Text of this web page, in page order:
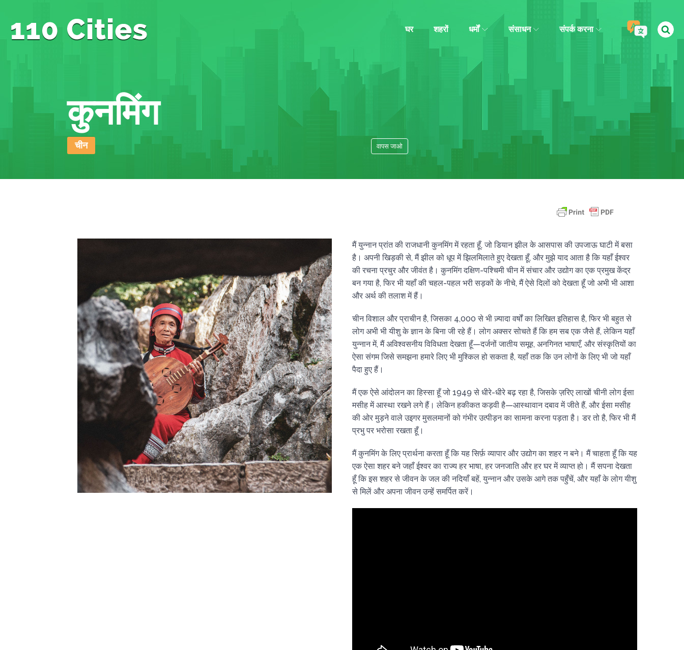
घर शहरों धर्मों संसाधन संपर्क करना
कुनमिंग
चीन वापस जाओ
मैं युन्नान प्रांत की राजधानी कुनमिंग में रहता हूँ, जो डियान झील के आसपास की उपजाऊ घाटी में बसा
है। अपनी खिड़की से, मैं झील को धूप में झिलमिलाते हुए देखता हूँ, और मुझे याद आता है कि यहाँ ईश्वर
की रचना प्रचुर और जीवंत है। कुनमिंग दक्षिण-पश्चिमी चीन में संचार और उद्योग का एक प्रमुख केंद्र
बन गया है, फिर भी यहाँ की चहल-पहल भरी सड़कों के नीचे, मैं ऐसे दिलों को देखता हूँ जो अभी भी आशा
और अर्थ की तलाश में हैं।
चीन विशाल और प्राचीन है, जिसका 4,000 से भी ज़्यादा वर्षों का लिखित इतिहास है, फिर भी बहुत से
लोग अभी भी यीशु के ज्ञान के बिना जी रहे हैं। लोग अक्सर सोचते हैं कि हम सब एक जैसे हैं, लेकिन यहाँ
युन्नान में, मैं अविश्वसनीय विविधता देखता हूँ—दर्जनों जातीय समूह, अनगिनत भाषाएँ, और संस्कृतियों का
ऐसा संगम जिसे समझना हमारे लिए भी मुश्किल हो सकता है, यहाँ तक कि उन लोगों के लिए भी जो यहाँ
पैदा हुए हैं।
मैं एक ऐसे आंदोलन का हिस्सा हूँ जो 1949 से धीरे-धीरे बढ़ रहा है, जिसके ज़रिए लाखों चीनी लोग ईसा
मसीह में आस्था रखने लगे हैं। लेकिन हकीकत कड़वी है—आस्थावान दबाव में जीते हैं, और ईसा मसीह
की ओर मुड़ने वाले उइगर मुसलमानों को गंभीर उत्पीड़न का सामना करना पड़ता है। डर तो है, फिर भी मैं
प्रभु पर भरोसा रखता हूँ।
मैं कुनमिंग के लिए प्रार्थना करता हूँ कि यह सिर्फ़ व्यापार और उद्योग का शहर न बने। मैं चाहता हूँ कि यह
एक ऐसा शहर बने जहाँ ईश्वर का राज्य हर भाषा, हर जनजाति और हर घर में व्याप्त हो। मैं सपना देखता
हूँ कि इस शहर से जीवन के जल की नदियाँ बहें, युन्नान और उसके आगे तक पहुँचें, और यहाँ के लोग यीशु
से मिलें और अपना जीवन उन्हें समर्पित करें।